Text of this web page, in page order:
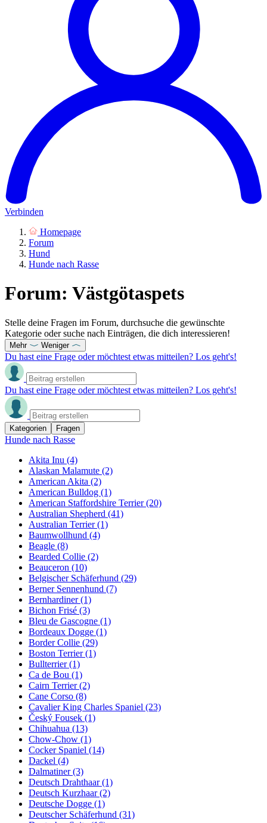
Verbinden
Homepage
Forum
Hund
Hunde nach Rasse
Forum: Västgötaspets
Stelle deine Fragen im Forum, durchsuche die gewünschte
Kategorie oder suche nach Einträgen, die dich interessieren!
Mehr Weniger
Du hast eine Frage oder möchtest etwas mitteilen? Los geht's!
Du hast eine Frage oder möchtest etwas mitteilen? Los geht's!
Kategorien Fragen
Hunde nach Rasse
Akita Inu (4)
Alaskan Malamute (2)
American Akita (2)
American Bulldog (1)
American Staffordshire Terrier(20)
Australian Shepherd (41)
Australian Terrier(1)
Baumwollhund (4)
Beagle (8)
Bearded Collie (2)
Beauceron (10)
Belgischer Schäferhund (29)
Berner Sennenhund (7)
Bernhardiner(1)
Bichon Frisé (3)
Bleu de Gascogne (1)
Bordeaux Dogge (1)
Border Collie (29)
Boston Terrier(1)
Bullterrier(1)
Ca de Bou (1)
Cairn Terrier(2)
Cane Corso (8)
Cavalier King Charles Spaniel (23)
Český Fousek (1)
Chihuahua (13)
Chow-Chow (1)
Cocker Spaniel (14)
Dackel (4)
Dalmatiner(3)
Deutsch Drahthaar(1)
Deutsch Kurzhaar(2)
Deutsche Dogge (1)
Deutscher Schäferhund (31)